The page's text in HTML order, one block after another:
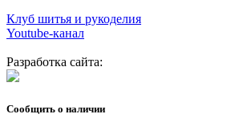
Клуб шитья и рукоделия
Youtube-канал
Разработка сайта:
Сообщить о наличии